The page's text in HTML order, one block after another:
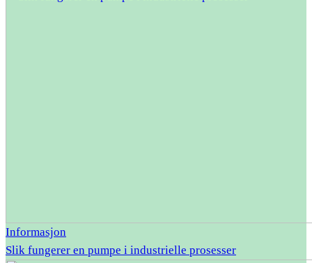
Informasjon
Slik fungerer en pumpe i industrielle prosesser